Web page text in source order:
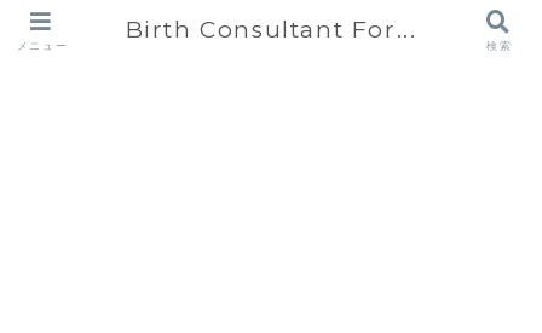
メニュー
Birth Consultant For...
検索